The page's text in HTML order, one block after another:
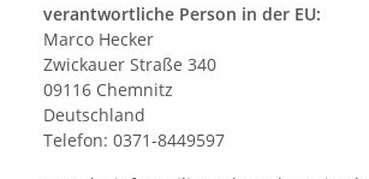
verantwortliche Person in der EU:
Marco Hecker
Zwickauer Straße 340
09116 Chemnitz
Deutschland
Telefon: 0371-8449597